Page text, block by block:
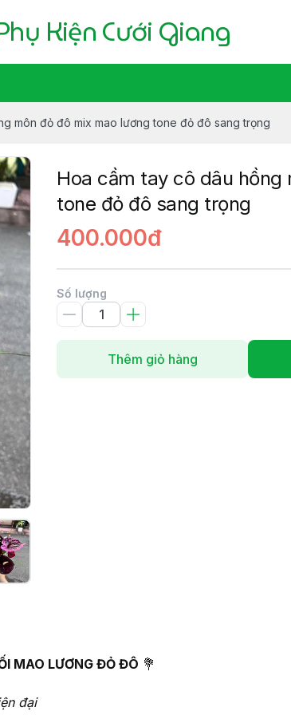
Kiện Cưới Giang
môn đỏ đô mix mao lương tone đỏ đô sang trọng
Hoa cầm tay cô dâu
tone đỏ đô sang trọng
400.000đ
Số lượng
Thêm giỏ hàng
MAO LƯƠNG ĐỎ ĐÔ 💐
đại